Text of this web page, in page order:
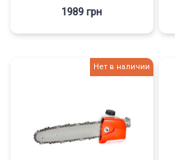
1989грн
Нет в наличии